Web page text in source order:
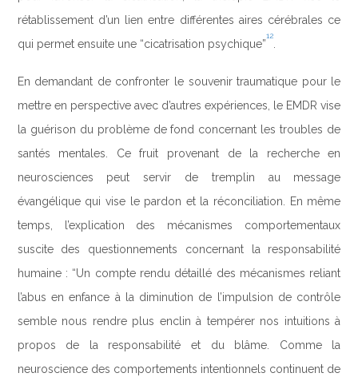
rétablissement d’un lien entre différentes aires cérébrales ce
qui permet ensuite une “cicatrisation psychique”
12
.
En demandant de confronter le souvenir traumatique pour le
mettre en perspective avec d’autres expériences, le EMDR vise
la guérison du problème de fond concernant les troubles de
santés mentales. Ce fruit provenant de la recherche en
neurosciences peut servir de tremplin au message
évangélique qui vise le pardon et la réconciliation. En même
temps, l’explication des mécanismes comportementaux
suscite des questionnements concernant la responsabilité
humaine : “Un compte rendu détaillé des mécanismes reliant
l’abus en enfance à la diminution de l’impulsion de contrôle
semble nous rendre plus enclin à tempérer nos intuitions à
propos de la responsabilité et du blâme. Comme la
neuroscience des comportements intentionnels continuent de